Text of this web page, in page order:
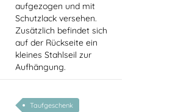
aufgezogen und mit
Schutzlack versehen.
Zusätzlich befindet sich
auf der Rückseite ein
kleines Stahlseil zur
Aufhängung.
Taufgeschenk